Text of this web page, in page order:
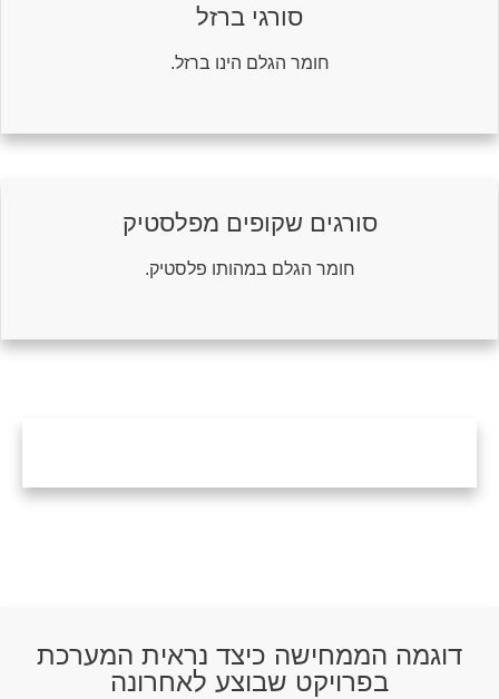
סורגי ברזל
חומר הגלם הינו ברזל.
סורגים שקופים מפלסטיק
חומר הגלם במהותו פלסטיק.
דוגמה הממחישה כיצד נראית המערכת
בפרויקט שבוצע לאחרונה